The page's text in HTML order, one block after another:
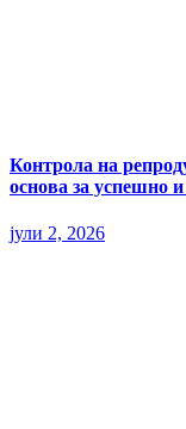
Контрола на
основа за успешно
јули 2, 2026